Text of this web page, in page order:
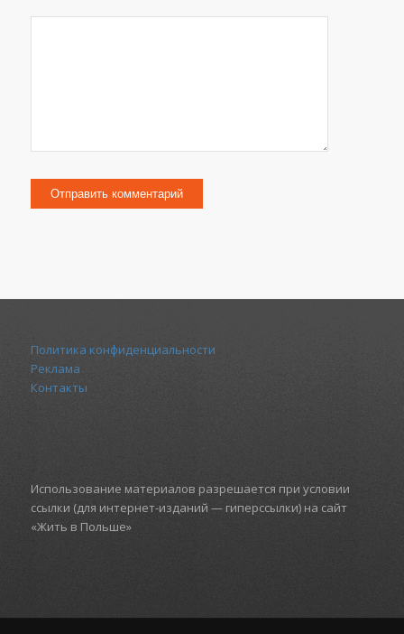
Политика конфиденциальности
Реклама
Контакты
Использование материалов разрешается при условии
ссылки (для интернет-изданий — гиперссылки) на сайт
«Жить в Польше»